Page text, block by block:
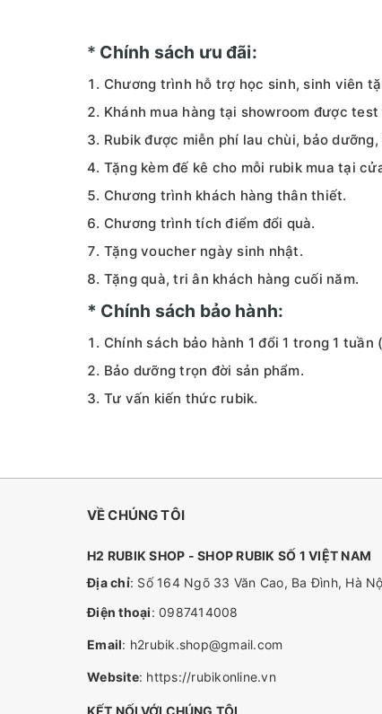
* Chính sách ưu đãi:
Chương trình hỗ trợ học sinh, sinh viên
Khánh mua hàng tại showroom được
Rubik được miễn phí lau chùi, bảo
Tặng kèm đế kê cho mỗi rubik mua tại
Chương trình khách hàng thân thiết.
Chương trình tích điểm đổi quà.
Tặng voucher ngày sinh nhật.
Tặng quà, tri ân khách hàng cuối năm.
* Chính sách bảo hành:
Chính sách bảo hành 1 đổi 1 trong 1
Bảo dưỡng trọn đời sản phẩm.
Tư vấn kiến thức rubik.
VỀ CHÚNG TÔI
H2 RUBIK SHOP - SHOP RUBIK SỐ 1 VIỆT NAM
Địa chỉ: Số 164 Ngõ 33 Văn Cao, Ba Đình, Hà
Điện thoại: 0987414008
Email: h2rubik.shop@gmail.com
Website: https://rubikonline.vn
KẾT NỐI VỚI CHÚNG TÔI